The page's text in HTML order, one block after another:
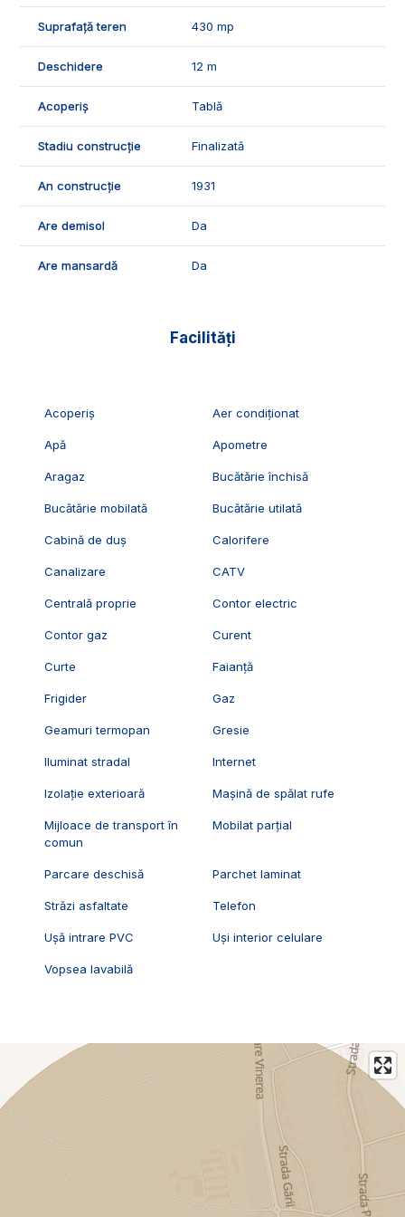
ID Exclusiv - 3118616
Suprafață teren 430 mp
Deschidere 12 m
Acoperiș Tablă
Stadiu construcție Finalizată
An construcție 1931
Are demisol Da
Are mansardă Da
Facilități
Acoperiș Aer condiționat
Apă Apometre
Aragaz Bucătărie închisă
Bucătărie mobilată Bucătărie utilată
Cabină de duș Calorifere
Canalizare CATV
Centrală proprie Contor electric
Contor gaz Curent
Curte Faianță
Frigider Gaz
Geamuri termopan Gresie
Iluminat stradal Internet
Izolație exterioară Mașină de spălat rufe
Mijloace de transport în
comun
Mobilat parțial
Parcare deschisă Parchet laminat
Străzi asfaltate Telefon
Ușă intrare PVC Uși interior celulare
Vopsea lavabilă